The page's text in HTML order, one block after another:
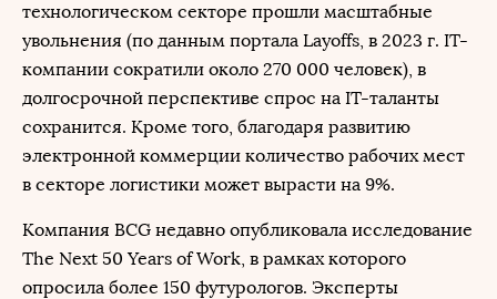
технологическом секторе прошли масштабные
увольнения (по данным портала Layoffs, в 2023 г. IT-
компании сократили около 270 000 человек), в
долгосрочной перспективе спрос на IT-таланты
сохранится. Кроме того, благодаря развитию
электронной коммерции количество рабочих мест
в секторе логистики может вырасти на 9%.
Компания BCG недавно опубликовала исследование
The Next 50 Years of Work, в рамках которого
опросила более 150 футурологов. Эксперты